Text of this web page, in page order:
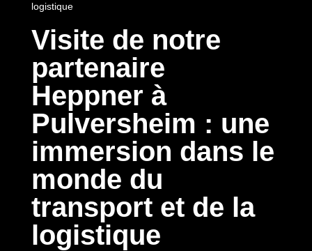
logistique
Visite de notre
partenaire
Heppner à
Pulversheim : une
immersion dans le
monde du
transport et de la
logistique